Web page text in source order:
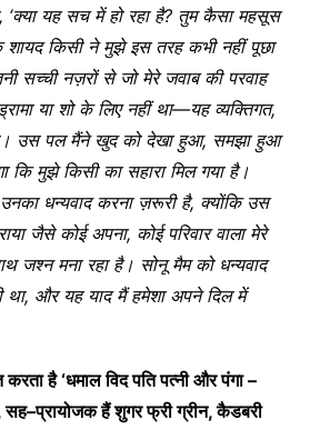
‘क्या यह सच में हो रहा है? तुम कैसा महसूस
शायद किसी ने मुझे इस तरह कभी नहीं पूछा
सच्ची नज़रों से जो मेरे जवाब की परवाह
या शो के लिए नहीं था—यह व्यक्तिगत,
उस पल मैंने खुद को देखा हुआ, समझा हुआ
कि मुझे किसी का सहारा मिल गया है।
उनका धन्यवाद करना ज़रूरी है, क्योंकि उस
जैसे कोई अपना, कोई परिवार वाला मेरे
जश्न मना रहा है। सोनू मैम को धन्यवाद
था, और यह याद मैं हमेशा अपने दिल में
करता है‘धमाल विद पति पत्नी और पंगा–
सह–प्रायोजक हैं शुगर फ्री ग्रीन,कैडबरी